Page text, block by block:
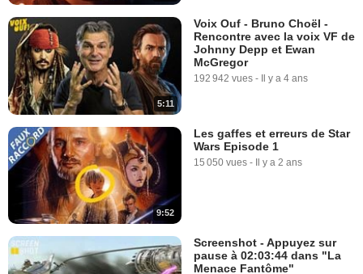
5:11
Voix Ouf - Bruno Choël -
Rencontre avec la voix VF de
Johnny Depp et Ewan
McGregor
192 942 vues - Il y a 4 ans
9:52
Les gaffes et erreurs de Star
Wars Episode 1
15 050 vues - Il y a 2 ans
Screenshot - Appuyez sur
pause à 02:03:44 dans "La
Menace Fantôme"